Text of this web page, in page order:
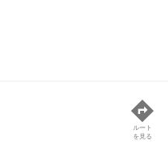
ルート
を見る